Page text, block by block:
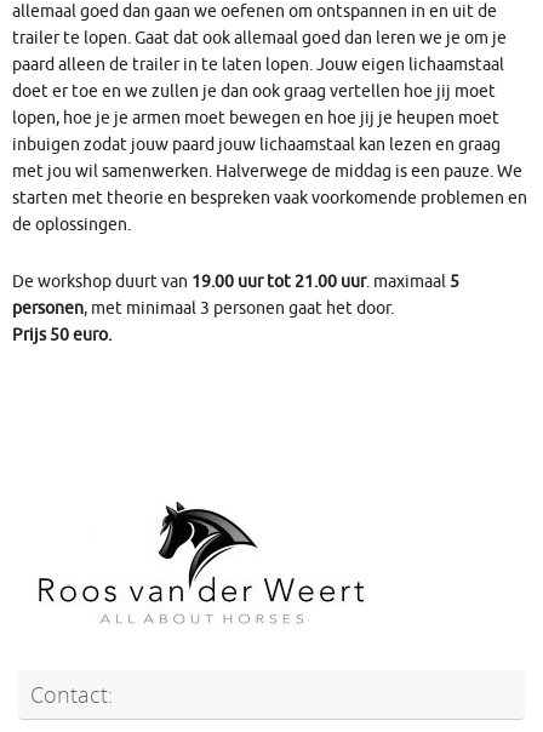
allemaal goed dan gaan we oefenen om ontspannen in en uit de
trailer te lopen. Gaat dat ook allemaal goed dan leren we je om je
paard alleen de trailer in te laten lopen. Jouw eigen lichaamstaal
doet er toe en we zullen je dan ook graag vertellen hoe jij moet
lopen, hoe je je armen moet bewegen en hoe jij je heupen moet
inbuigen zodat jouw paard jouw lichaamstaal kan lezen en graag
met jou wil samenwerken. Halverwege de middag is een pauze. We
starten met theorie en bespreken vaak voorkomende problemen en
de oplossingen.
De workshop duurt van 19.00 uur tot 21.00 uur. maximaal 5
personen, met minimaal 3 personen gaat het door.
Prijs 50 euro.
Contact: